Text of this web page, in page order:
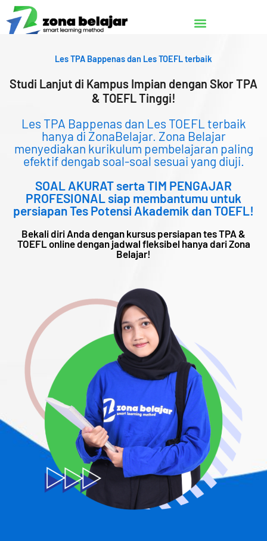
Lewati
ke
konten
Les TPA Bappenas dan Les TOEFL terbaik
Studi Lanjut di Kampus Impian dengan Skor TPA
& TOEFL Tinggi!
Les TPA Bappenas dan Les TOEFL terbaik
hanya di ZonaBelajar. Zona Belajar
menyediakan kurikulum pembelajaran paling
efektif dengab soal-soal sesuai yang diuji.
SOAL AKURAT serta TIM PENGAJAR
PROFESIONAL siap membantumu untuk
persiapan Tes Potensi Akademik dan TOEFL!
Bekali diri Anda dengan kursus persiapan tes TPA &
TOEFL online dengan jadwal fleksibel hanya dari Zona
Belajar!